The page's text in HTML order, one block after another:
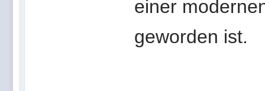
einer
geworden ist.